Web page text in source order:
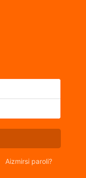
Aizmirsi paroli?